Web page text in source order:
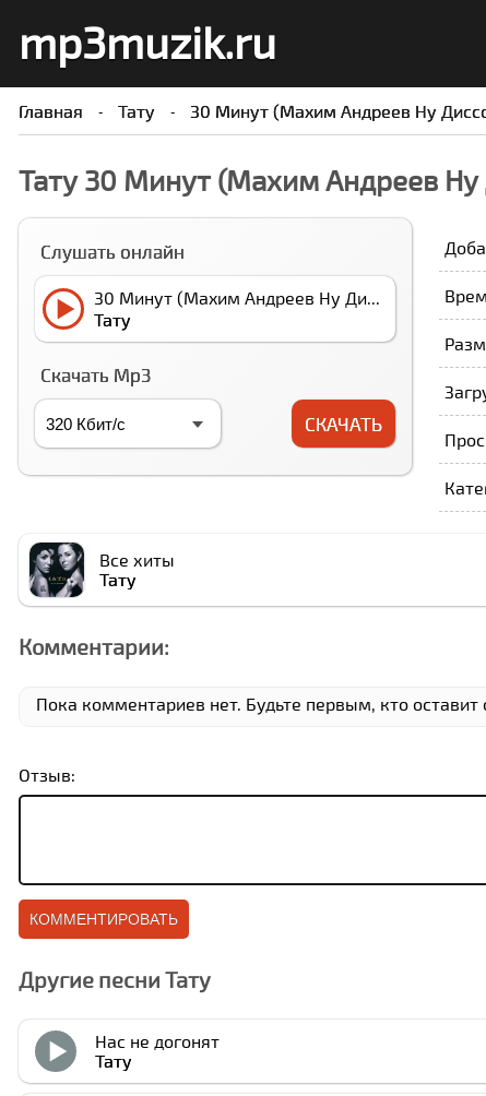
mp3muzik.ru
Главная Тату 30 Минут (Маxим Андреев Ну
Тату 30 Минут (Маxим Андреев
Слушать онлайн
30 Минут (Маxим Андреев Ну Дисcо Миx)
Тату
Скачать Mp3
СКАЧАТЬ
Все хиты
Тату
Комментарии:
Пока комментариев нет. Будьте первым, кто
Отзыв:
Другие песни Тату
Нас не догонят
Тату